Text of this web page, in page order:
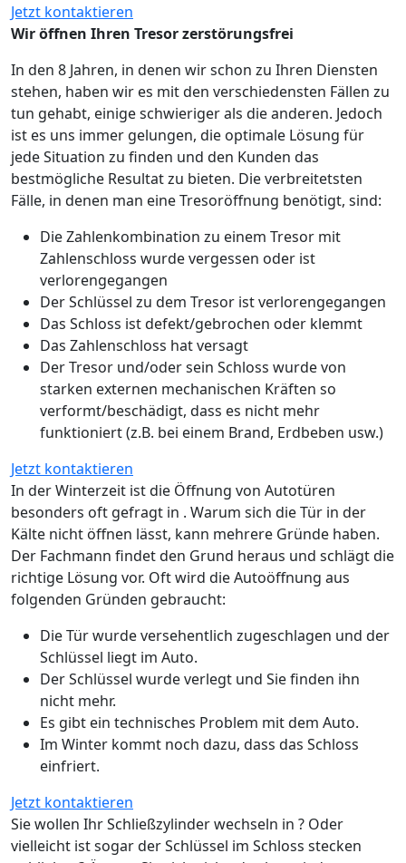
Jetzt kontaktieren
Wir öffnen Ihren Tresor zerstörungsfrei
In den 8 Jahren, in denen wir schon zu Ihren Diensten
stehen, haben wir es mit den verschiedensten Fällen zu
tun gehabt, einige schwieriger als die anderen. Jedoch
ist es uns immer gelungen, die optimale Lösung für
jede Situation zu finden und den Kunden das
bestmögliche Resultat zu bieten. Die verbreitetsten
Fälle, in denen man eine Tresoröffnung benötigt, sind:
Die Zahlenkombination zu einem Tresor mit
Zahlenschloss wurde vergessen oder ist
verlorengegangen
Der Schlüssel zu dem Tresor ist verlorengegangen
Das Schloss ist defekt/gebrochen oder klemmt
Das Zahlenschloss hat versagt
Der Tresor und/oder sein Schloss wurde von
starken externen mechanischen Kräften so
verformt/beschädigt, dass es nicht mehr
funktioniert (z.B. bei einem Brand, Erdbeben usw.)
Jetzt kontaktieren
In der Winterzeit ist die Öffnung von Autotüren
besonders oft gefragt in . Warum sich die Tür in der
Kälte nicht öffnen lässt, kann mehrere Gründe haben.
Der Fachmann findet den Grund heraus und schlägt die
richtige Lösung vor. Oft wird die Autoöffnung aus
folgenden Gründen gebraucht:
Die Tür wurde versehentlich zugeschlagen und der
Schlüssel liegt im Auto.
Der Schlüssel wurde verlegt und Sie finden ihn
nicht mehr.
Es gibt ein technisches Problem mit dem Auto.
Im Winter kommt noch dazu, dass das Schloss
einfriert.
Jetzt kontaktieren
Sie wollen Ihr Schließzylinder wechseln in ? Oder
vielleicht ist sogar der Schlüssel im Schloss stecken